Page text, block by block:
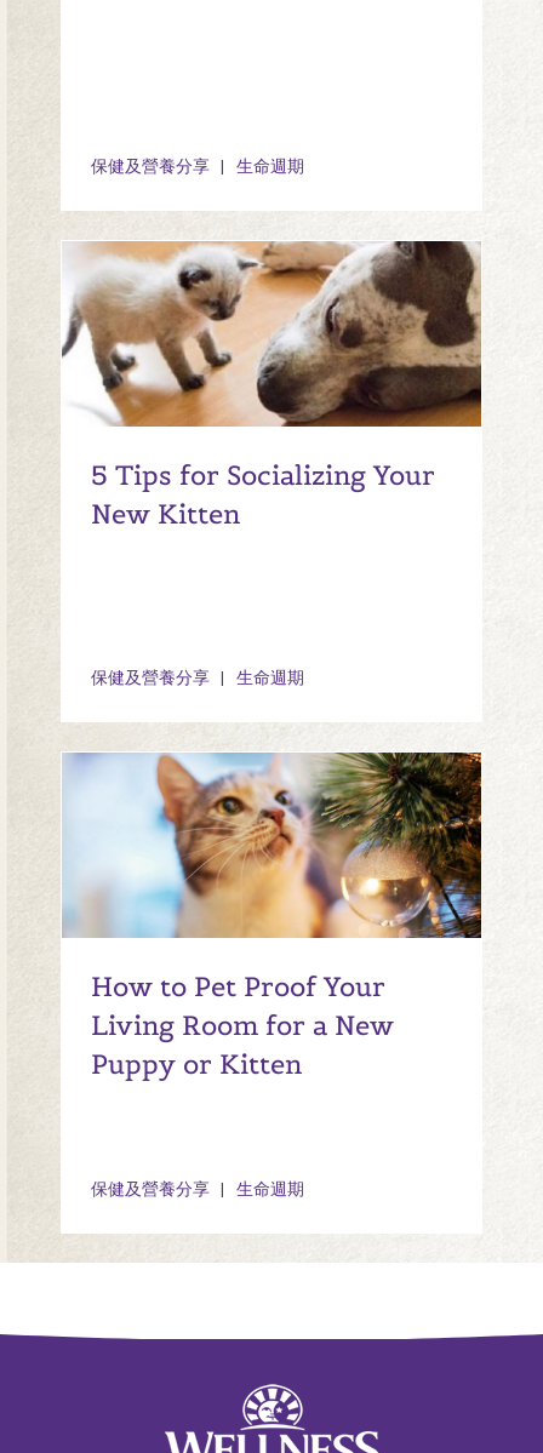
保健及營養分享 生命週期
5 Tips for Socializing Your
New Kitten
保健及營養分享 生命週期
How to Pet Proof Your
Living Room for a New
Puppy or Kitten
保健及營養分享 生命週期